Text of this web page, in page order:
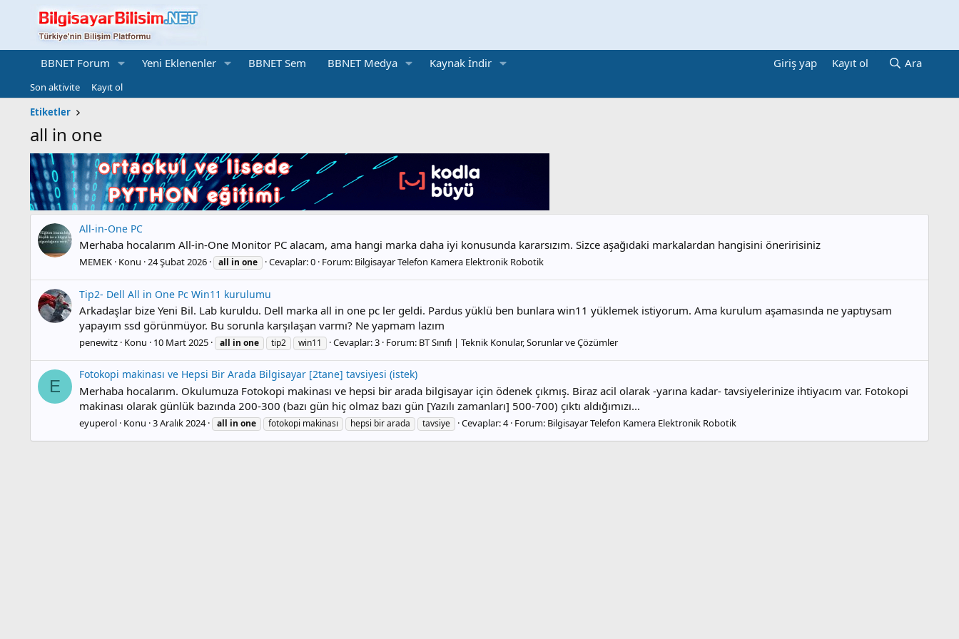
BBNET Forum Yeni Eklenenler BBNET Sem BBNET Medya Kaynak İndir Giriş yap Kayıt ol Ara
Son aktivite
Kayıt ol
Etiketler
all in one
All-in-One PC
Merhaba hocalarım All-in-One Monitor PC alacam, ama hangi marka daha iyi konusunda kararsızım. Sizce aşağıdaki markalardan hangisini öneririsiniz
MEMEK Konu 24 Şubat 2026 all in one Cevaplar: 0 Forum: Bilgisayar Telefon Kamera Elektronik Robotik
Tip2- Dell All in One Pc Win11 kurulumu
Arkadaşlar bize Yeni Bil. Lab kuruldu. Dell marka all in one pc ler geldi. Pardus yüklü ben bunlara win11 yüklemek istiyorum. Ama kurulum aşamasında ne yaptıysam
yapayım ssd görünmüyor. Bu sorunla karşılaşan varmı? Ne yapmam lazım
penewitz Konu 10 Mart 2025 all in one tip2 win11 Cevaplar: 3 Forum: BT Sınıfı | Teknik Konular, Sorunlar ve Çözümler
E
Fotokopi makinası ve Hepsi Bir Arada Bilgisayar [2tane] tavsiyesi (istek)
Merhaba hocalarım. Okulumuza Fotokopi makinası ve hepsi bir arada bilgisayar için ödenek çıkmış. Biraz acil olarak -yarına kadar- tavsiyelerinize ihtiyacım var. Fotokopi
makinası olarak günlük bazında 200-300 (bazı gün hiç olmaz bazı gün [Yazılı zamanları] 500-700) çıktı aldığımızı...
eyuperol Konu 3 Aralık 2024 all in one fotokopi makinası hepsi bir arada tavsiye Cevaplar: 4 Forum: Bilgisayar Telefon Kamera Elektronik Robotik